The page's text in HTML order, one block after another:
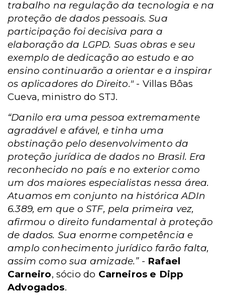
trabalho na regulação da tecnologia e na
proteção de dados pessoais. Sua
participação foi decisiva para a
elaboração da LGPD. Suas obras e seu
exemplo de dedicação ao estudo e ao
ensino continuarão a orientar e a inspirar
os aplicadores do Direito."- Villas Bôas
Cueva, ministro do STJ.
“Danilo era uma pessoa extremamente
agradável e afável, e tinha uma
obstinação pelo desenvolvimento da
proteção jurídica de dados no Brasil. Era
reconhecido no país e no exterior como
um dos maiores especialistas nessa área.
Atuamos em conjunto na histórica ADIn
6.389, em que o STF, pela primeira vez,
afirmou o direito fundamental à proteção
de dados. Sua enorme competência e
amplo conhecimento jurídico farão falta,
assim como sua amizade.” - Rafael
Carneiro, sócio do Carneiros e Dipp
Advogados.